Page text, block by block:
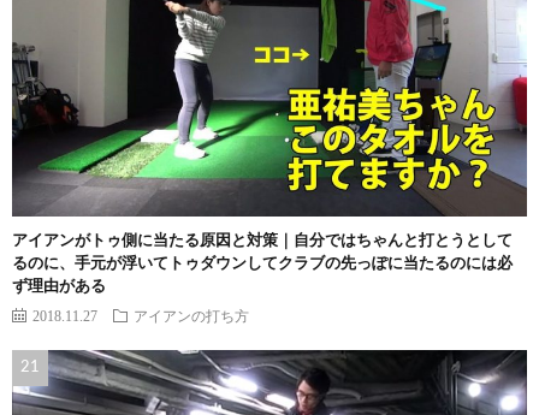
アイアンがトゥ側に当たる原因と対策｜自分ではちゃんと打とうとして
るのに、手元が浮いてトゥダウンしてクラブの先っぽに当たるのには必
ず理由がある
2018.11.27 アイアンの打ち方